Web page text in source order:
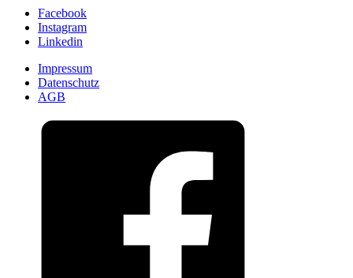
Facebook
Instagram
Linkedin
Impressum
Datenschutz
AGB